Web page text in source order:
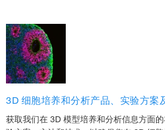
3D 细胞培养和分析产品、实验方案
获取我们在 3D 模型培养和分析信息方面